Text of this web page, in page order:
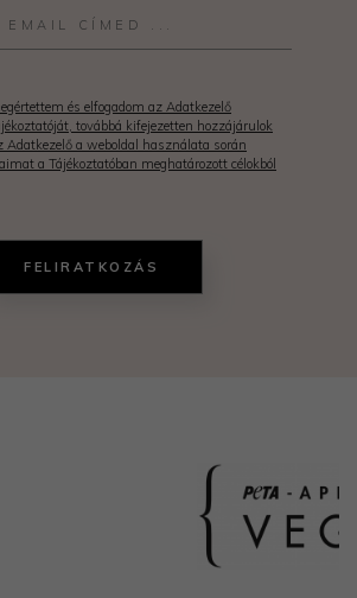
és elfogadom az Adatkezelő
továbbá kifejezetten hozzájárulok
Adatkezelő a weboldal használata során
a Tájékoztatóban meghatározott célokból
FELIRATKOZÁS